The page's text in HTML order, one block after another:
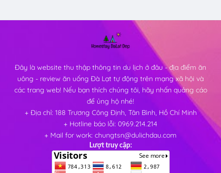
Đây là website thu thập thông tin du lịch ở đâu - địa điểm ăn
uông - review ăn uống Đà Lạt tự động trên mạng xã hội và
các trang web! Nếu bạn thích chúng tôi, hãy nhấn quảng cáo
để ủng hộ nhé!
+ Địa chỉ: 188 Trương Công Định, Tân Bình, Hồ Chí Minh
+ Hotline báo lỗi: 0969.214.214
+ Mail for work: chungtsn@dulichdau.com
Lượt truy cập: